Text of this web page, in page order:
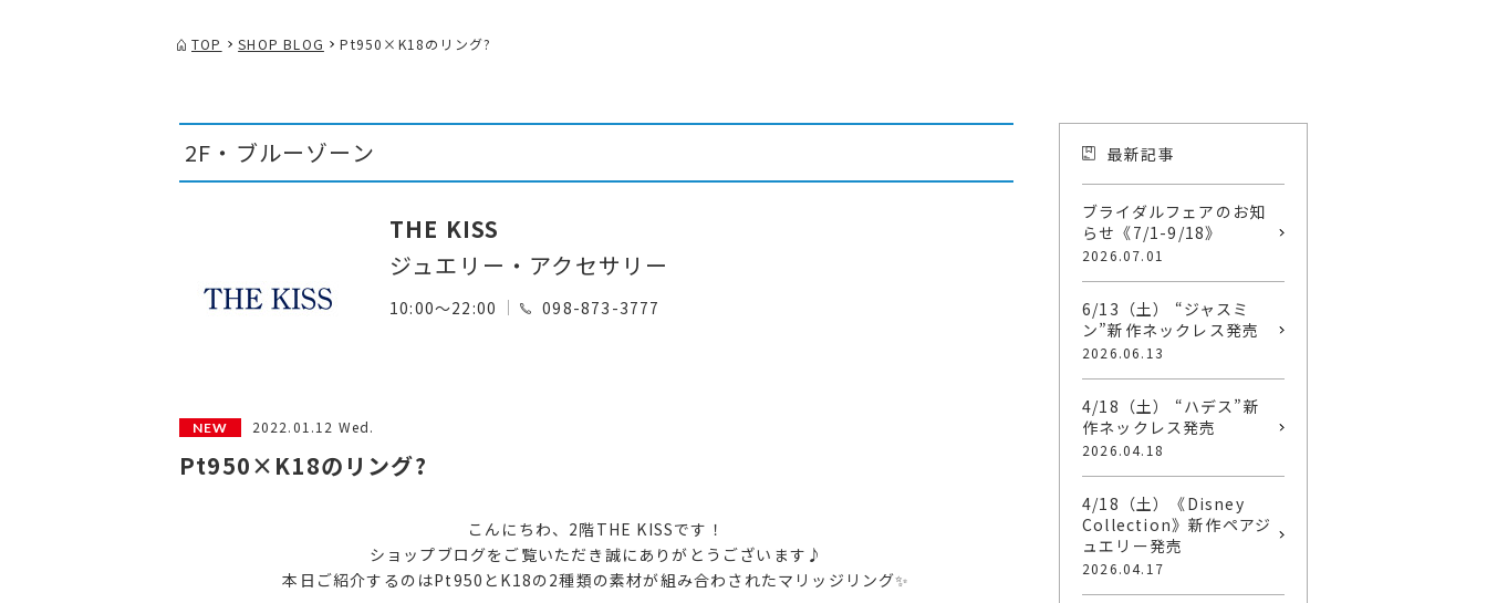
TOP SHOP BLOG Pt950×K18のリング?
2F・ブルーゾーン
THE KISS
ジュエリー・アクセサリー
10:00～22:00 098-873-3777
2022.01.12 Wed.
Pt950×K18のリング?
こんにちわ、2階THE KISSです！
ショップブログをご覧いただき誠にありがとうございます♪
本日ご紹介するのはPt950とK18の2種類の素材が組み合わされたマリッジリング✨
最新記事
ブライダルフェアのお知
らせ《7/1-9/18》
2026.07.01
6/13（土） “ジャスミ
ン”新作ネックレス発売
2026.06.13
4/18（土） “ハデス”新
作ネックレス発売
2026.04.18
4/18（土）《Disney
Collection》新作ペアジ
ュエリー発売
2026.04.17